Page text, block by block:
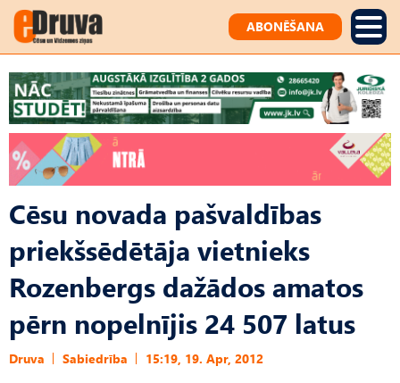
ABONĒŠANA
Cēsu novada pašvaldības
priekšsēdētāja vietnieks
Rozenbergs dažādos amatos
pērn nopelnījis 24 507 latus
Druva Sabiedrība 15:19, 19. Apr, 2012